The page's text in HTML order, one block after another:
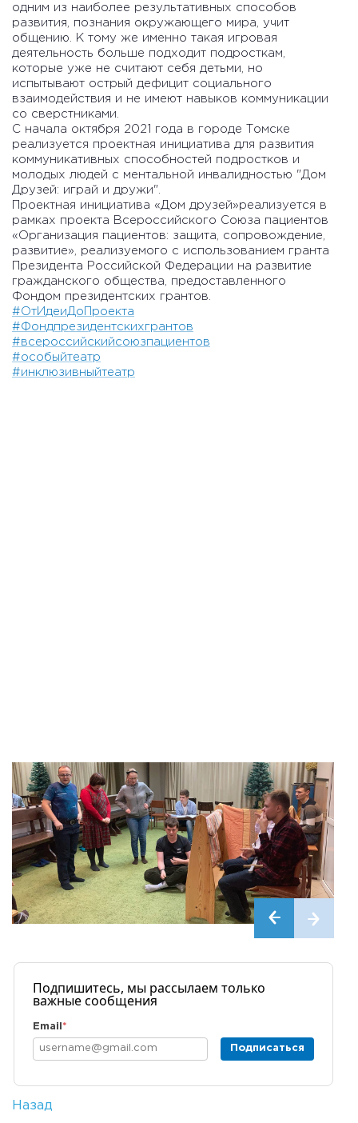
одним из наиболее результативных способов
развития, познания окружающего мира, учит
общению. К тому же именно такая игровая
деятельность больше подходит подросткам,
которые уже не считают себя детьми, но
испытывают острый дефицит социального
взаимодействия и не имеют навыков коммуникации
со сверстниками.
С начала октября 2021 года в городе Томске
реализуется проектная инициатива для развития
коммуникативных способностей подростков и
молодых людей с ментальной инвалидностью "Дом
Друзей: играй и дружи".
Проектная инициатива «Дом друзей»реализуется в
рамках проекта Всероссийского Союза пациентов
«Организация пациентов: защита, сопровождение,
развитие», реализуемого с использованием гранта
Президента Российской Федерации на развитие
гражданского общества, предоставленного
Фондом президентских грантов.
#ОтИдеиДоПроекта
#Фондпрезидентскихгрантов
#всероссийскийсоюзпациентов
#особыйтеатр
#инклюзивныйтеатр
Подпишитесь, мы рассылаем только
важные сообщения
Email *
Подписаться
Назад